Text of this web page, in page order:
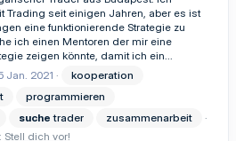
Trading seit einigen Jahren, aber es ist
eine funktionierende Strategie zu
ich einen Mentoren der mir eine
zeigen könnte, damit ich ein...
Jan. 2021
kooperation
programmieren
suche trader
zusammenarbeit
Stell dich vor!